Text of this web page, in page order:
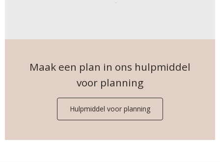
Maak een plan in ons hulpmiddel
voor planning
Hulpmiddel voor planning